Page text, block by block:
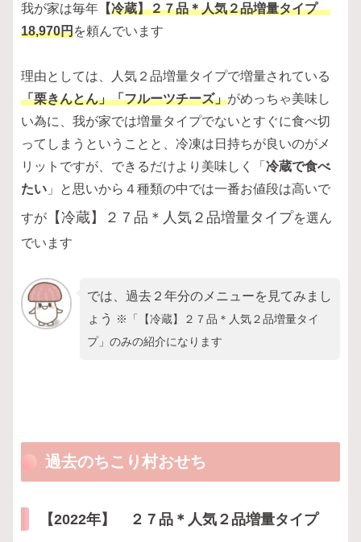
我が家は毎年 【冷蔵】２７品＊人気２品増量タイプ
18,970円を頼んでいます
理由としては、人気２品増量タイプで増量されている
「栗きんとん」「フルーツチーズ」がめっちゃ美味し
い為に、我が家では増量タイプでないとすぐに食べ切
ってしまうということと、冷凍は日持ちが良いのがメ
リットですが、できるだけより美味しく「 冷蔵で食べ
たい 」と思いから４種類の中では一番お値段は高いで
すが 【冷蔵】２７品＊人気２品増量タイプを選ん
でいます
では、過去２年分のメニューを見てみまし
ょう
※「【冷蔵】２７品＊人気２品増量タイ
プ」のみの紹介になります
過去のちこり村おせち
【2022年】 ２７品＊人気２品増量タイプ